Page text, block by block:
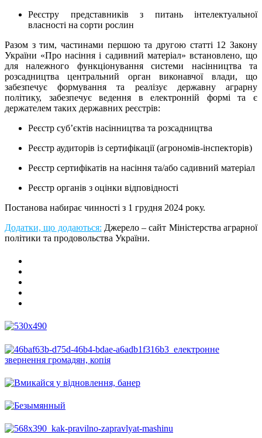
Реєстру представників з питань інтелектуальної
власності на сорти рослин
Разом з тим, частинами першою та другою статті 12 Закону
України «Про насіння i садивний матеріал» встановлено, що
для належного функціонування системи насінництва та
розсадництва центральний орган виконавчої влади, що
забезпечує формування та реалізує державну аграрну
політику, забезпечує ведення в електронній формі та є
держателем таких державних реєстрів:
Реєстр суб’єктів насінництва та розсадництва
Реєстр аудиторів із сертифікації (агрономів-інспекторів)
Реєстр сертифікатів на насіння та/або садивний матеріал
Реєстр органів з оцінки відповідності
Постанова набирає чинності з 1 грудня 2024 року.
Додатки, що додаються: Джерело – сайт Міністерства аграрної
політики та продовольства України.